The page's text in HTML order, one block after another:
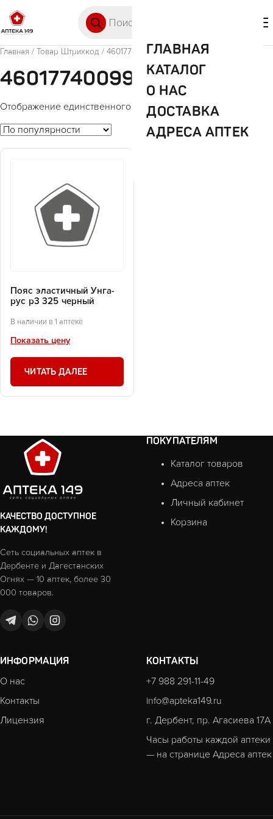
ГЛАВНАЯ
КАТАЛОГ
О НАС
ДОСТАВКА
АДРЕСА АПТЕК
Главная / Товар Штрихкод / 4601774009945
4601774009945
Отображение единственного товара
Пояс эластичный Унга-
рус р3 325 черный
В наличии в 1 аптеке
Показать цену
ЧИТАТЬ ДАЛЕЕ
КАЧЕСТВО ДОСТУПНОЕ
КАЖДОМУ!
Сеть социальных аптек в
Дербенте и Дагестанских
Огнях — 10 аптек, более 30
000 товаров.
ПОКУПАТЕЛЯМ
Каталог товаров
Адреса аптек
Личный кабинет
Корзина
ИНФОРМАЦИЯ
О нас
Контакты
Лицензия
КОНТАКТЫ
+7 988 291-11-49
info@apteka149.ru
г. Дербент, пр. Агасиева 17А
Часы работы каждой аптеки
— на странице Адреса аптек